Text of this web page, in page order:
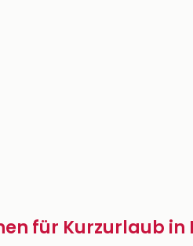
für Kurzurlaub